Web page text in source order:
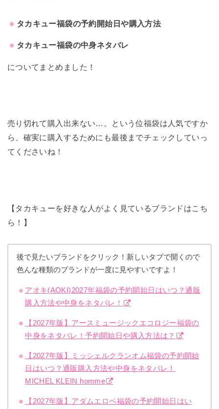
タカキュー福袋の予約開始日や購入方法
タカキュー福袋の中身ネタバレ
についてまとめました！
売り切れて購入出来ない…。という位福袋は人気ですか
ら、確実に購入するためにも最後までチェックしていっ
てくださいね！
【タカキューを好きな人がよく見ているブランドはこち
ら！】
後で見たいブランドをクリック！新しいタブで開くので
色んな種類のブランドが一度に見やすいですよ！
アオキ(AOKI)2027年福袋の予約開始日はいつ？通販
購入方法や中身をネタバレ！
【2027年版】アースミュージックエコロジー福袋の
中身をネタバレ！予約開始日や購入方法は？
【2027年版】ミッシェルクランオム福袋の予約開始
日はいつ？通販購入方法や中身をネタバレ！
MICHEL KLEIN homme
【2027年版】アダムエロペ福袋の予約開始日はい